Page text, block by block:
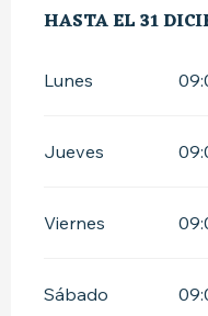
DEL5 JULIO 2026
HASTA EL31
Lunes
Jueves
Viernes
Sábado